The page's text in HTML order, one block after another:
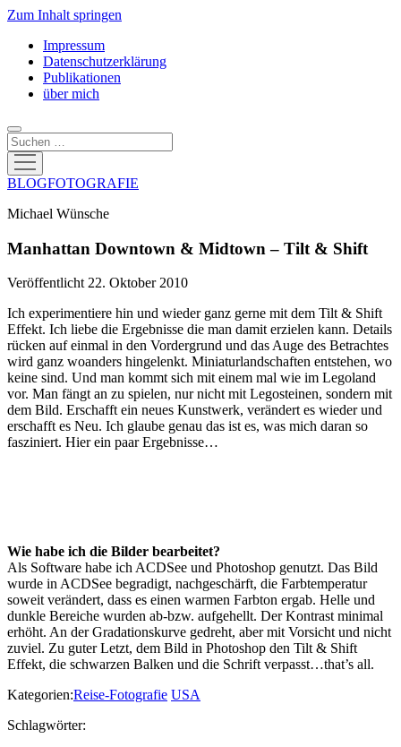
Zum Inhalt springen
Impressum
Datenschutzerklärung
Publikationen
über mich
Suchen
Menü
öffnen
BLOGFOTOGRAFIE
Michael Wünsche
Manhattan Downtown & Midtown – Tilt & Shift
Veröffentlicht 22. Oktober 2010
Ich experimentiere hin und wieder ganz gerne mit dem Tilt & Shift
Effekt. Ich liebe die Ergebnisse die man damit erzielen kann. Details
rücken auf einmal in den Vordergrund und das Auge des Betrachtes
wird ganz woanders hingelenkt. Miniaturlandschaften entstehen, wo
keine sind. Und man kommt sich mit einem mal wie im Legoland
vor. Man fängt an zu spielen, nur nicht mit Legosteinen, sondern mit
dem Bild. Erschafft ein neues Kunstwerk, verändert es wieder und
erschafft es Neu. Ich glaube genau das ist es, was mich daran so
fasziniert. Hier ein paar Ergebnisse…
Wie habe ich die Bilder bearbeitet?
Als Software habe ich ACDSee und Photoshop genutzt. Das Bild
wurde in ACDSee begradigt, nachgeschärft, die Farbtemperatur
soweit verändert, dass es einen warmen Farbton ergab. Helle und
dunkle Bereiche wurden ab-bzw. aufgehellt. Der Kontrast minimal
erhöht. An der Gradationskurve gedreht, aber mit Vorsicht und nicht
zuviel. Zu guter Letzt, dem Bild in Photoshop den Tilt & Shift
Effekt, die schwarzen Balken und die Schrift verpasst…that’s all.
Kategorien:Reise-Fotografie USA
Schlagwörter: